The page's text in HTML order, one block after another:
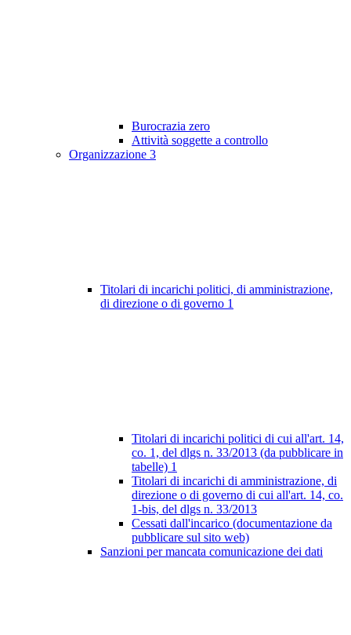
Burocrazia zero
Attività soggette a controllo
Organizzazione 3
Titolari di incarichi politici, di amministrazione,
di direzione o di governo 1
Titolari di incarichi politici di cui all'art. 14,
co. 1, del dlgs n. 33/2013 (da pubblicare in
tabelle) 1
Titolari di incarichi di amministrazione, di
direzione o di governo di cui all'art. 14, co.
1-bis, del dlgs n. 33/2013
Cessati dall'incarico (documentazione da
pubblicare sul sito web)
Sanzioni per mancata comunicazione dei dati